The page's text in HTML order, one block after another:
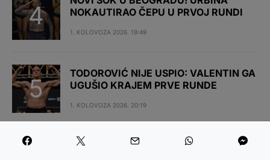
NOKAUTIRAO ČEPU U PRVOJ RUNDI
1. KOLOVOZA 2026. 19:49
TODOROVIĆ NIJE USPIO: VALENTIN GA
UGUŠIO KRAJEM PRVE RUNDE
1. KOLOVOZA 2026. 20:19